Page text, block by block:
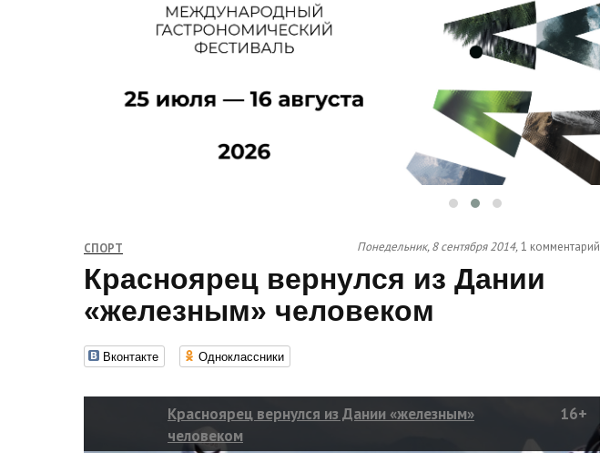
СПОРТ Понедельник, 8 сентября 2014,1 комментарий
Красноярец вернулся из Дании
«железным» человеком
Вконтакте Одноклассники
Красноярец вернулся из Дании «железным»
человеком
16+